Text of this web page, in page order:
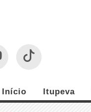
Início Itupeva